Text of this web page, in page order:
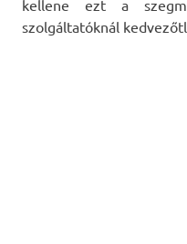
kellene ezt a
szolgáltatóknál